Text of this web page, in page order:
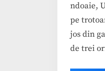
ndoaie,
pe
jos din
de trei